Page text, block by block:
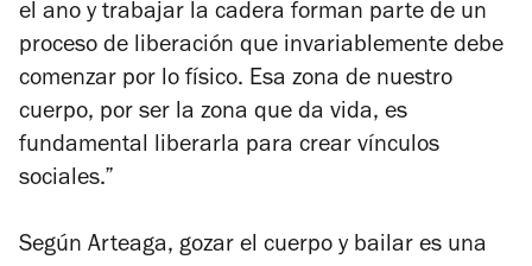
el ano y trabajar la cadera forman parte de un
proceso de liberación que invariablemente debe
comenzar por lo físico. Esa zona de nuestro
cuerpo, por ser la zona que da vida, es
fundamental liberarla para crear vínculos
sociales.”
Según Arteaga, gozar el cuerpo y bailar es una